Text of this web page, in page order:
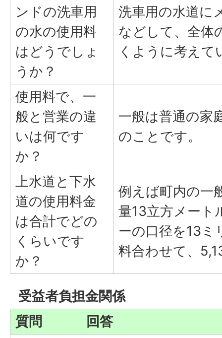
ンドの洗車用
の水の使用料
はどうでしょ
うか？
洗車用の水道に
などして、全体
くように考えて
使用料で、一
般と営業の違
いは何です
か？
一般は普通の家
のことです。
上水道と下水
道の使用料金
は合計でどの
くらいです
か？
例えば町内の一
量13立方メート
ーの口径を13ミ
料合わせて、
受益者負担金関係
質問
回答